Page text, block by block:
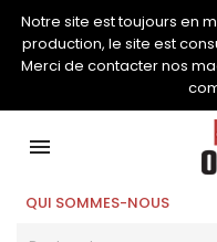
Notre site est toujours en
production, le site est
Merci de contacter nos

QUI SOMMES-NOUS